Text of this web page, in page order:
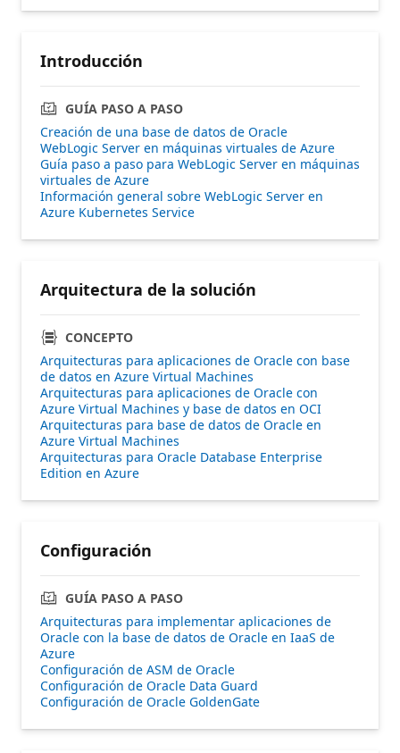
Introducción
GUÍA PASO A PASO
Creación de una base de datos de Oracle
WebLogic Server en máquinas virtuales de Azure
Guía paso a paso para WebLogic Server en máquinas
virtuales de Azure
Información general sobre WebLogic Server en
Azure Kubernetes Service
Arquitectura de la solución
CONCEPTO
Arquitecturas para aplicaciones de Oracle con base
de datos en Azure Virtual Machines
Arquitecturas para aplicaciones de Oracle con
Azure Virtual Machines y base de datos en OCI
Arquitecturas para base de datos de Oracle en
Azure Virtual Machines
Arquitecturas para Oracle Database Enterprise
Edition en Azure
Configuración
GUÍA PASO A PASO
Arquitecturas para implementar aplicaciones de
Oracle con la base de datos de Oracle en IaaS de
Azure
Configuración de ASM de Oracle
Configuración de Oracle Data Guard
Configuración de Oracle GoldenGate